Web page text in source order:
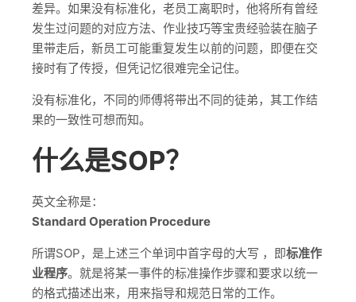
差异。如果没有标准化，老员工离职时，他将所有曾经
发生过问题的对应方法、作业技巧等宝贵经验装在脑子
里带走后，新员工可能重复发生以前的问题，即便在交
接时有了传授，但凭记忆很难完全记住。
没有标准化，不同的师傅将带出不同的徒弟，其工作结
果的一致性可想而知。
什么是SOP？
英文全称是：
Standard Operation Procedure
所谓SOP，是上述三个单词中首字母的大写 ，即标准作
业程序。就是将某一事件的标准操作步骤和要求以统一
的格式描述出来，用来指导和规范日常的工作。